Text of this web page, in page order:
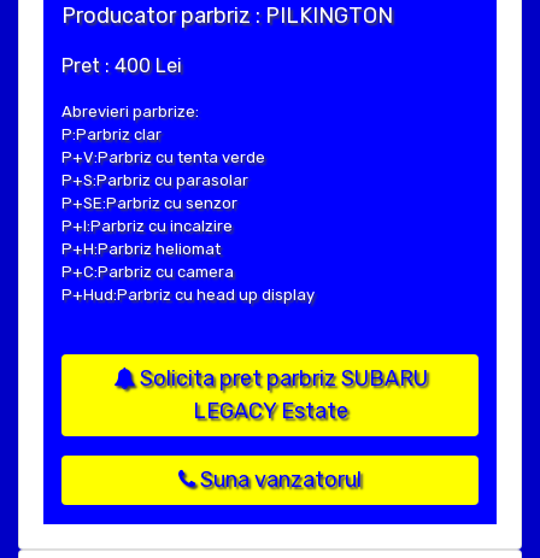
Producator parbriz : PILKINGTON
Pret : 400 Lei
Abrevieri parbrize:
P:Parbriz clar
P+V:Parbriz cu tenta verde
P+S:Parbriz cu parasolar
P+SE:Parbriz cu senzor
P+I:Parbriz cu incalzire
P+H:Parbriz heliomat
P+C:Parbriz cu camera
P+Hud:Parbriz cu head up display
Solicita pret parbriz SUBARU
LEGACY Estate
Suna vanzatorul